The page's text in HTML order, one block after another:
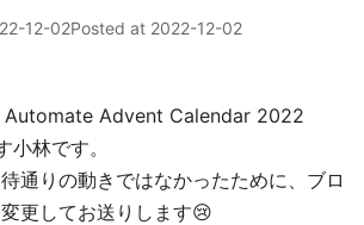
12-02Posted at 2022-12-02
Advent Calendar 2022
林です。
通りの動きではなかったために、ブロ
更してお送りします😢